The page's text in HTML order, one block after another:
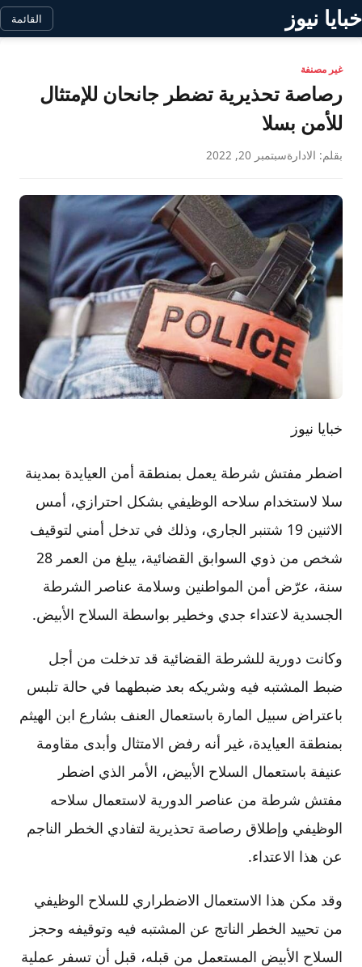
خبايا نيوز القائمة
غير مصنفة
رصاصة تحذيرية تضطر جانحان للإمتثال
للأمن بسلا
بقلم: الادارةسبتمبر 20, 2022
خبايا نيوز
اضطر مفتش شرطة يعمل بمنطقة أمن العيايدة بمدينة
سلا لاستخدام سلاحه الوظيفي بشكل احترازي، أمس
الاثنين 19 شتنبر الجاري، وذلك في تدخل أمني لتوقيف
شخص من ذوي السوابق القضائية، يبلغ من العمر 28
سنة، عرّض أمن المواطنين وسلامة عناصر الشرطة
الجسدية لاعتداء جدي وخطير بواسطة السلاح الأبيض.
وكانت دورية للشرطة القضائية قد تدخلت من أجل
ضبط المشتبه فيه وشريكه بعد ضبطهما في حالة تلبس
باعتراض سبيل المارة باستعمال العنف بشارع ابن الهيثم
بمنطقة العيايدة، غير أنه رفض الامتثال وأبدى مقاومة
عنيفة باستعمال السلاح الأبيض، الأمر الذي اضطر
مفتش شرطة من عناصر الدورية لاستعمال سلاحه
الوظيفي وإطلاق رصاصة تحذيرية لتفادي الخطر الناجم
عن هذا الاعتداء.
وقد مكن هذا الاستعمال الاضطراري للسلاح الوظيفي
من تحييد الخطر الناتج عن المشتبه فيه وتوقيفه وحجز
السلاح الأبيض المستعمل من قبله، قبل أن تسفر عملية